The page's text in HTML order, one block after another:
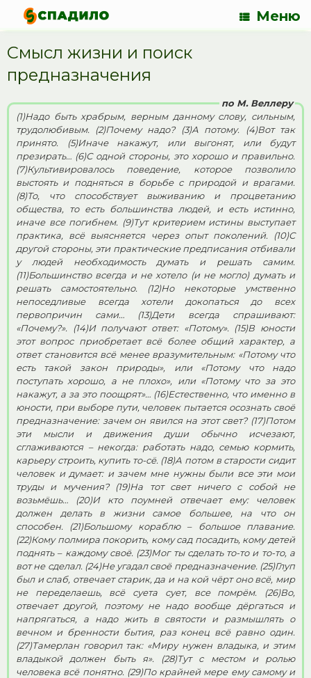
Меню
Смысл жизни и поиск
предназначения
по М. Веллеру
(1)Надо быть храбрым, верным данному слову, сильным,
трудолюбивым. (2)Почему надо? (3)А потому. (4)Вот так
принято. (5)Иначе накажут, или выгонят, или будут
презирать… (6)С одной стороны, это хорошо и правильно.
(7)Культивировалось поведение, которое позволило
выстоять и подняться в борьбе с природой и врагами.
(8)То, что способствует выживанию и процветанию
общества, то есть большинства людей, и есть истинно,
иначе все погибнем. (9)Тут критерием истины выступает
практика, всё выясняется через опыт поколений. (10)С
другой стороны, эти практические предписания отбивали
у людей необходимость думать и решать самим.
(11)Большинство всегда и не хотело (и не могло) думать и
решать самостоятельно. (12)Но некоторые умственно
непоседливые всегда хотели докопаться до всех
первопричин сами… (13)Дети всегда спрашивают:
«Почему?». (14)И получают ответ: «Потому». (15)В юности
этот вопрос приобретает всё более общий характер, а
ответ становится всё менее вразумительным: «Потому что
есть такой закон природы», или «Потому что надо
поступать хорошо, а не плохо», или «Потому что за это
накажут, а за это поощрят»… (16)Естественно, что именно в
юности, при выборе пути, человек пытается осознать своё
предназначение: зачем он явился на этот свет? (17)Потом
эти мысли и движения души обычно исчезают,
сглаживаются – некогда: работать надо, семью кормить,
карьеру строить, купить то-сё. (18)А потом в старости сидит
человек и думает: и зачем мне нужны были все эти мои
труды и мучения? (19)На тот свет ничего с собой не
возьмёшь… (20)И кто поумней отвечает ему: человек
должен делать в жизни самое большее, на что он
способен. (21)Большому кораблю – большое плавание.
(22)Кому полмира покорить, кому сад посадить, кому детей
поднять – каждому своё. (23)Мог ты сделать то-то и то-то, а
вот не сделал. (24)Не угадал своё предназначение. (25)Глуп
был и слаб, отвечает старик, да и на кой чёрт оно всё, мир
не переделаешь, всё суета сует, все помрём. (26)Во,
отвечает другой, поэтому не надо вообще дёргаться и
напрягаться, а надо жить в святости и размышлять о
вечном и бренности бытия, раз конец всё равно один.
(27)Тамерлан говорил так: «Миру нужен владыка, и этим
владыкой должен быть я». (28)Тут с местом и ролью
человека всё понятно. (29)По крайней мере ему самому и